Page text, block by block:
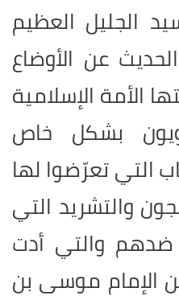
الجليل العظيم
عن الأوضاع
الأمة الإسلامية
بشكل خاص
التي تعرّضوا لها
والتشريد التي
ضدهم والتي أدت
الإمام موسى بن